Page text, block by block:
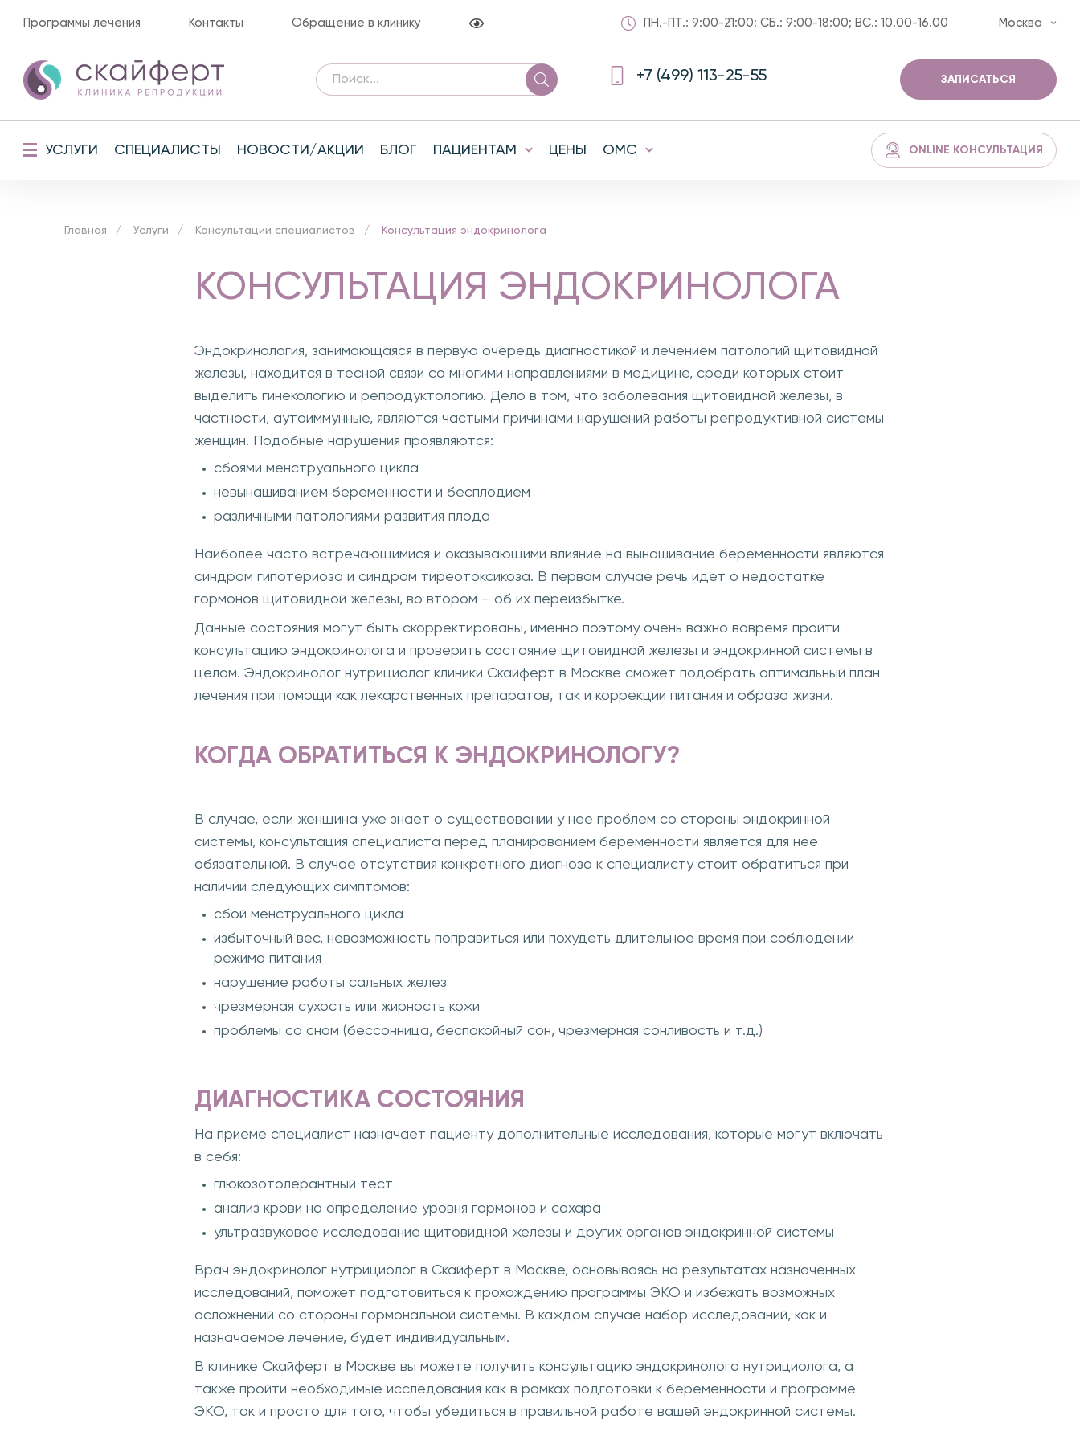
Программы лечения Контакты Обращение в клинику ПН.-ПТ.: 9:00-21:00; СБ.: 9:00-18:00; ВС.: 10.00-16.00 Москва
+7 (499) 113-25-55 ЗАПИСАТЬСЯ
УСЛУГИ СПЕЦИАЛИСТЫ НОВОСТИ/АКЦИИ БЛОГ ПАЦИЕНТАМ ЦЕНЫ ОМС ONLINE КОНСУЛЬТАЦИЯ
Главная Услуги Консультации специалистов Консультация эндокринолога
КОНСУЛЬТАЦИЯ ЭНДОКРИНОЛОГА
Эндокринология, занимающаяся в первую очередь диагностикой и лечением патологий щитовидной
железы, находится в тесной связи со многими направлениями в медицине, среди которых стоит
выделить гинекологию и репродуктологию. Дело в том, что заболевания щитовидной железы, в
частности, аутоиммунные, являются частыми причинами нарушений работы репродуктивной системы
женщин. Подобные нарушения проявляются:
сбоями менструального цикла
невынашиванием беременности и бесплодием
различными патологиями развития плода
Наиболее часто встречающимися и оказывающими влияние на вынашивание беременности являются
синдром гипотериоза и синдром тиреотоксикоза. В первом случае речь идет о недостатке
гормонов щитовидной железы, во втором – об их переизбытке.
Данные состояния могут быть скорректированы, именно поэтому очень важно вовремя пройти
консультацию эндокринолога и проверить состояние щитовидной железы и эндокринной системы в
целом. Эндокринолог нутрициолог клиники Скайферт в Москве сможет подобрать оптимальный план
лечения при помощи как лекарственных препаратов, так и коррекции питания и образа жизни.
КОГДА ОБРАТИТЬСЯ К ЭНДОКРИНОЛОГУ?
В случае, если женщина уже знает о существовании у нее проблем со стороны эндокринной
системы, консультация специалиста перед планированием беременности является для нее
обязательной. В случае отсутствия конкретного диагноза к специалисту стоит обратиться при
наличии следующих симптомов:
сбой менструального цикла
избыточный вес, невозможность поправиться или похудеть длительное время при соблюдении
режима питания
нарушение работы сальных желез
чрезмерная сухость или жирность кожи
проблемы со сном (бессонница, беспокойный сон, чрезмерная сонливость и т.д.)
ДИАГНОСТИКА СОСТОЯНИЯ
На приеме специалист назначает пациенту дополнительные исследования, которые могут включать
в себя:
глюкозотолерантный тест
анализ крови на определение уровня гормонов и сахара
ультразвуковое исследование щитовидной железы и других органов эндокринной системы
Врач эндокринолог нутрициолог в Скайферт в Москве, основываясь на результатах назначенных
исследований, поможет подготовиться к прохождению программы ЭКО и избежать возможных
осложнений со стороны гормональной системы. В каждом случае набор исследований, как и
назначаемое лечение, будет индивидуальным.
В клинике Скайферт в Москве вы можете получить консультацию эндокринолога нутрициолога, а
также пройти необходимые исследования как в рамках подготовки к беременности и программе
ЭКО, так и просто для того, чтобы убедиться в правильной работе вашей эндокринной системы.